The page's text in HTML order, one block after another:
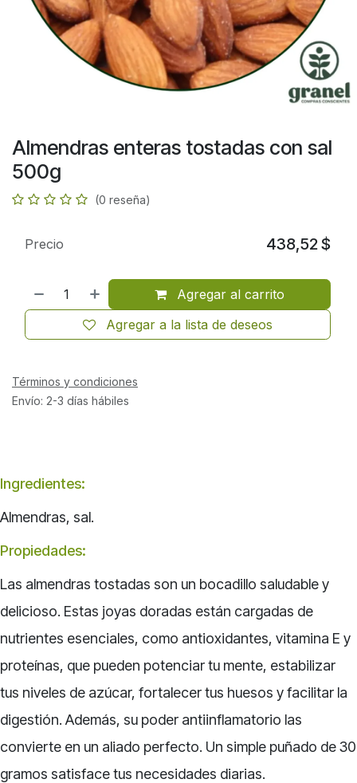
Almendras enteras tostadas con sal
500g
(0 reseña)
Agregar al carrito
Agregar a la lista de deseos
Precio 438,52$
Términos y condiciones
Envío: 2-3 días hábiles
Ingredientes:
Almendras, sal.
Propiedades:
Las almendras tostadas son un bocadillo saludable y
delicioso. Estas joyas doradas están cargadas de
nutrientes esenciales, como antioxidantes, vitamina E y
proteínas, que pueden potenciar tu mente, estabilizar
tus niveles de azúcar, fortalecer tus huesos y facilitar la
digestión. Además, su poder antiinflamatorio las
convierte en un aliado perfecto. Un simple puñado de 30
gramos satisface tus necesidades diarias.